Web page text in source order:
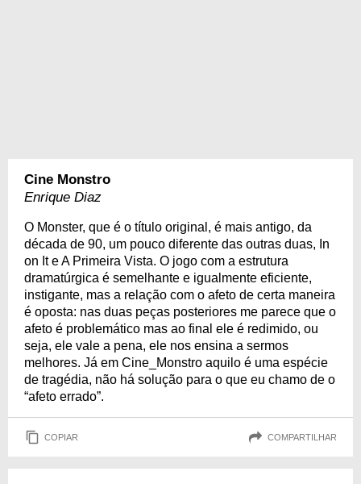
Cine Monstro
Enrique Diaz
O Monster, que é o título original, é mais antigo, da
década de 90, um pouco diferente das outras duas, In
on It e A Primeira Vista. O jogo com a estrutura
dramatúrgica é semelhante e igualmente eficiente,
instigante, mas a relação com o afeto de certa maneira
é oposta: nas duas peças posteriores me parece que o
afeto é problemático mas ao final ele é redimido, ou
seja, ele vale a pena, ele nos ensina a sermos
melhores. Já em Cine_Monstro aquilo é uma espécie
de tragédia, não há solução para o que eu chamo de o
“afeto errado”.
COPIAR COMPARTILHAR